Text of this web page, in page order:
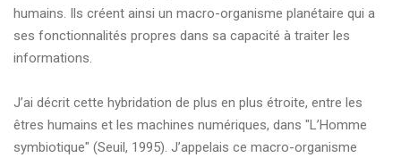
humains. Ils créent ainsi un macro-organisme planétaire qui a
ses fonctionnalités propres dans sa capacité à traiter les
informations.
J’ai décrit cette hybridation de plus en plus étroite, entre les
êtres humains et les machines numériques, dans "L’Homme
symbiotique" (Seuil, 1995). J’appelais ce macro-organisme